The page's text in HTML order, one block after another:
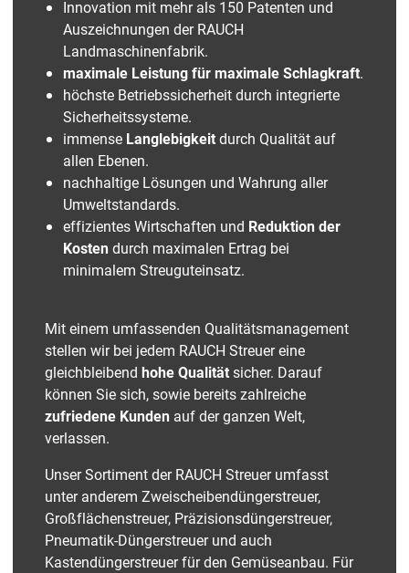
Innovation mit mehr als 150 Patenten und
Auszeichnungen der RAUCH
Landmaschinenfabrik.
maximale Leistung für maximale Schlagkraft.
höchste Betriebssicherheit durch integrierte
Sicherheitssysteme.
immense Langlebigkeitdurch Qualität auf
allen Ebenen.
nachhaltige Lösungen und Wahrung aller
Umweltstandards.
effizientes Wirtschaften und Reduktion der
Kostendurch maximalen Ertrag bei
minimalem Streuguteinsatz.
Mit einem umfassenden Qualitätsmanagement
stellen wir bei jedem RAUCH Streuer eine
gleichbleibend hohe Qualitätsicher. Darauf
können Sie sich, sowie bereits zahlreiche
zufriedene Kundenauf der ganzen Welt,
verlassen.
Unser Sortiment der RAUCH Streuer umfasst
unter anderem Zweischeibendüngerstreuer,
Großflächenstreuer, Präzisionsdüngerstreuer,
Pneumatik-Düngerstreuer und auch
Kastendüngerstreuer für den Gemüseanbau. Für